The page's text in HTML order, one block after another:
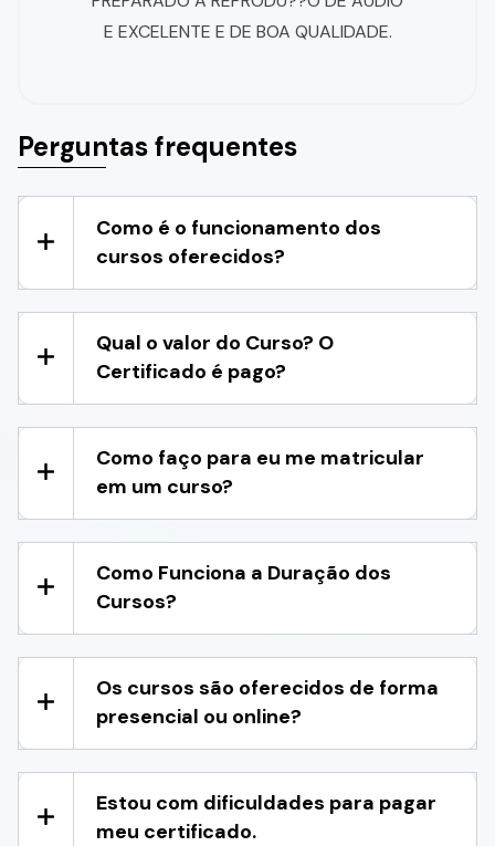
E EXCELENTE E DE BOA QUALIDADE.
Perguntas frequentes
Como é o funcionamento dos
cursos oferecidos?
Qual o valor do Curso? O
Certificado é pago?
Como faço para eu me matricular
em um curso?
Como Funciona a Duração dos
Cursos?
Os cursos são oferecidos de forma
presencial ou online?
Estou com dificuldades para pagar
meu certificado.